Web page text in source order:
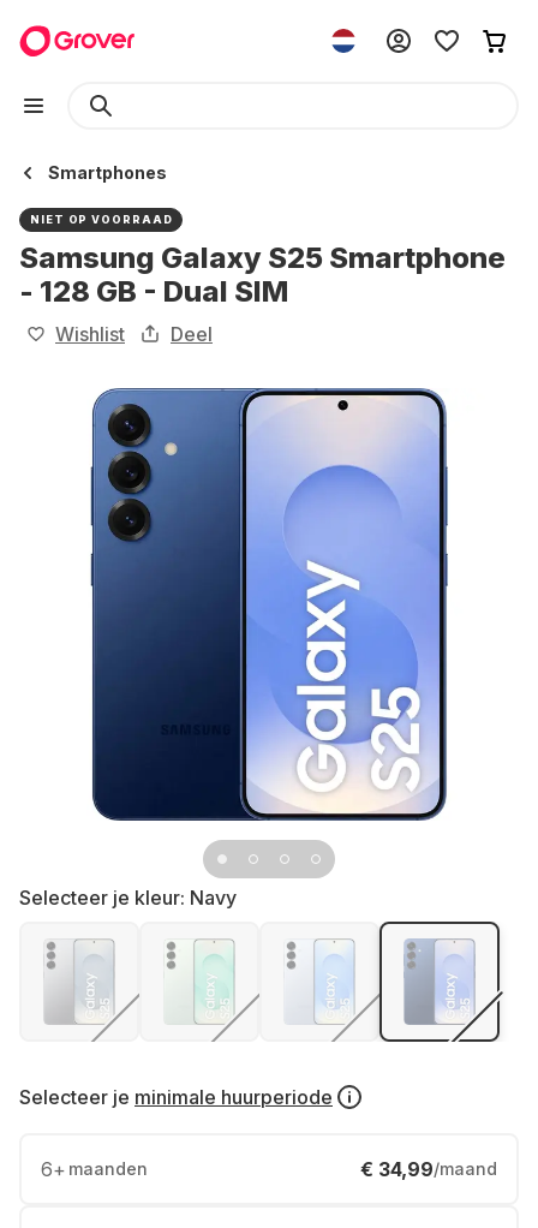
Smartphones
NIET OP VOORRAAD
Samsung Galaxy S25 Smartphone
- 128 GB - Dual SIM
Wishlist Deel
Selecteer je kleur: Navy
Selecteer je minimale huurperiode
6+ maanden € 34,99/maand